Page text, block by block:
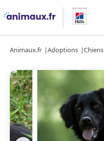
Animaux.fr Adoptions Chiens